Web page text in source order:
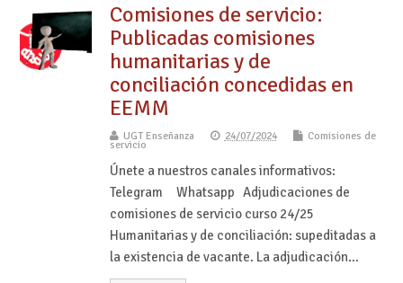
Comisiones de servicio:
Publicadas comisiones
humanitarias y de
conciliación concedidas en
EEMM
UGT Enseñanza 24/07/2024 Comisiones de
servicio
Únete a nuestros canales informativos:
Telegram Whatsapp Adjudicaciones de
comisiones de servicio curso 24/25
Humanitarias y de conciliación: supeditadas a
la existencia de vacante. La adjudicación…